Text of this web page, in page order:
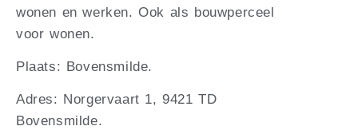
wonen en werken. Ook als bouwperceel
voor wonen.
Plaats: Bovensmilde.
Adres: Norgervaart 1, 9421 TD
Bovensmilde.